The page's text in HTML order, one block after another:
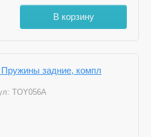
В корзину
Пружины задние, компл
TOY056A